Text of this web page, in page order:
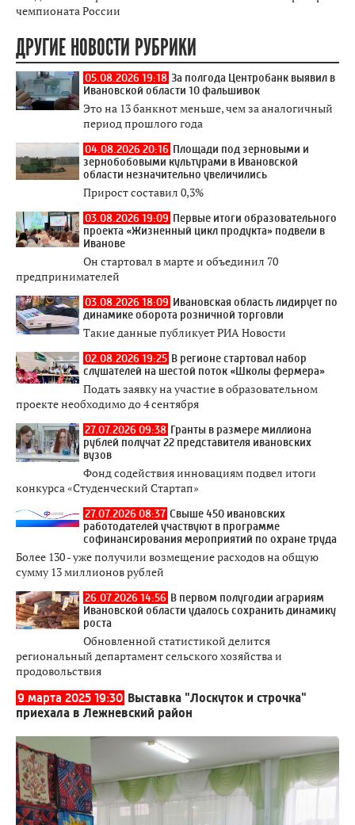
чемпионата России
ДРУГИЕ НОВОСТИ РУБРИКИ
05.08.2026 19:18 За полгода Центробанк выявил в
Ивановской области 10 фальшивок
Это на 13 банкнот меньше, чем за аналогичный
период прошлого года
04.08.2026 20:16 Площади под зерновыми и
зернобобовыми культурами в Ивановской
области незначительно увеличились
Прирост составил 0,3%
03.08.2026 19:09 Первые итоги образовательного
проекта «Жизненный цикл продукта» подвели в
Иванове
Он стартовал в марте и объединил 70
предпринимателей
03.08.2026 18:09 Ивановская область лидирует по
динамике оборота розничной торговли
Такие данные публикует РИА Новости
02.08.2026 19:25 В регионе стартовал набор
слушателей на шестой поток «Школы фермера»
Подать заявку на участие в образовательном
проекте необходимо до 4 сентября
27.07.2026 09:38 Гранты в размере миллиона
рублей получат 22 представителя ивановских
вузов
Фонд содействия инновациям подвел итоги
конкурса «Студенческий Стартап»
27.07.2026 08:37 Свыше 450 ивановских
работодателей участвуют в программе
софинансирования мероприятий по охране труда
Более 130 - уже получили возмещение расходов на общую
сумму 13 миллионов рублей
26.07.2026 14:56 В первом полугодии аграриям
Ивановской области удалось сохранить динамику
роста
Обновленной статистикой делится
региональный департамент сельского хозяйства и
продовольствия
9 марта 2025 19:30 Выставка "Лоскуток и строчка"
приехала в Лежневский район